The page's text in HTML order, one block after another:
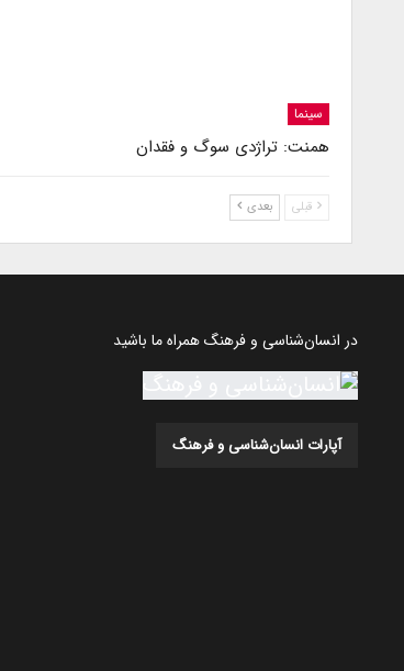
سینما
همنت: تراژدی سوگ و فقدان
قبلی بعدی
در انسان‌شناسی و فرهنگ همراه ما باشید
آپارات انسان‌شناسی و فرهنگ